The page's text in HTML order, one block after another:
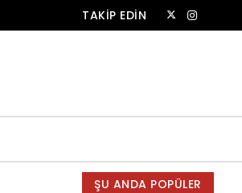
Skip to contentTAKİP EDİN
ŞU ANDA POPÜLER